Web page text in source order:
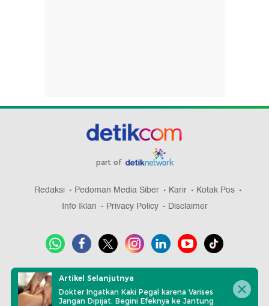
part of
Redaksi Pedoman Media Siber Karir
Kotak Pos
Info Iklan
Privacy Policy Disclaimer
Download aplikasi detikcom
Artikel Selanjutnya
Dokter Ingatkan Kaki Pegal karena Varises
Jangan Dipijat, Begini Efeknya ke Jantung